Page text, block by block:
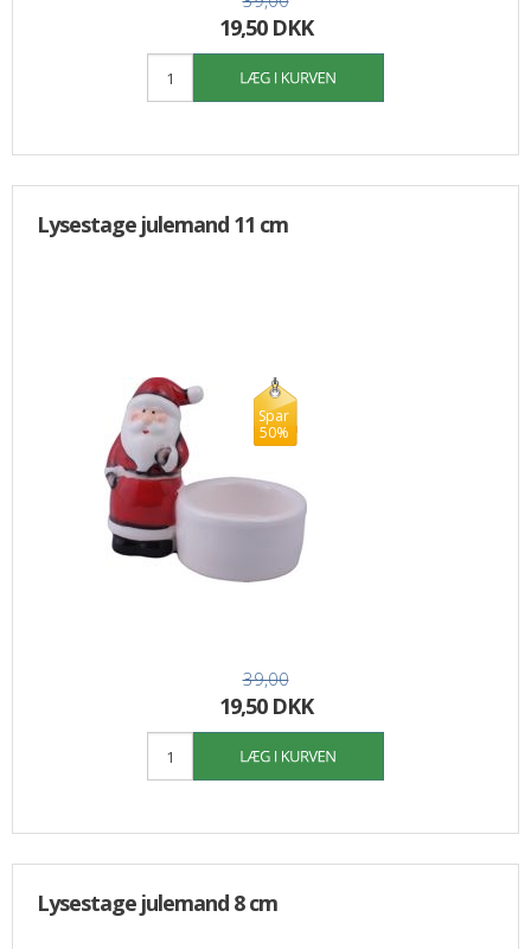
19,50 DKK
Lysestage julemand 11 cm
Spar
50%
39,00
19,50 DKK
Lysestage julemand 8 cm